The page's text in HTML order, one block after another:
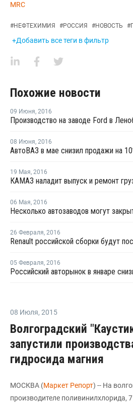
MRC
#НЕФТЕХИМИЯ #РОССИЯ #НОВОСТЬ #
+Добавить все теги в фильтр
Похожие новости
09 Июня, 2016
08 Июня, 2016
АвтоВАЗ в мае снизил продажи на
19 Мая, 2016
КАМАЗ наладит выпуск и ремонт
06 Мая, 2016
26 Февраля, 2016
Renault российской сборки будут
05 Февраля, 2016
08 Июля, 2015
Волгоградский
запустили
гидросида магния
МОСКВА (Маркет Репорт) -- На
производителе поливинилхлорида,